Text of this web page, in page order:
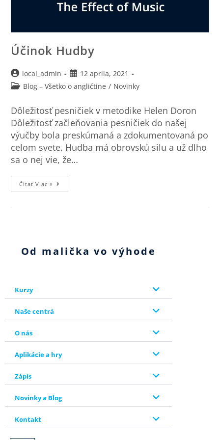
Účinok Hudby
local_admin
12 apríla, 2021
Blog – Všetko o angličtine / Novinky
Dôležitosť pesničiek v metodike Helen Doron
Dôležitosť začleňovania pesničiek do našej
výučby bola preskúmaná a zdokumentovaná po
celom svete. Hudba má obrovskú silu a už dlho
sa o nej vie, že…
Čítať Viac »
Od malička vo výhode
Kurzy
Naše centrá
O nás
Aplikácie a hry
Zápis
Novinky a Blog
Kontakt